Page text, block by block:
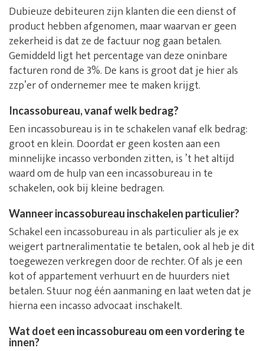
Dubieuze debiteuren zijn klanten die een dienst of
product hebben afgenomen, maar waarvan er geen
zekerheid is dat ze de factuur nog gaan betalen.
Gemiddeld ligt het percentage van deze oninbare
facturen rond de 3%. De kans is groot dat je hier als
zzp’er of ondernemer mee te maken krijgt.
Incassobureau, vanaf welk bedrag?
Een incassobureau is in te schakelen vanaf elk bedrag:
groot en klein. Doordat er geen kosten aan een
minnelijke incasso verbonden zitten, is ’t het altijd
waard om de hulp van een incassobureau in te
schakelen, ook bij kleine bedragen.
Wanneer incassobureau inschakelen particulier?
Schakel een incassobureau in als particulier als je ex
weigert partneralimentatie te betalen, ook al heb je dit
toegewezen verkregen door de rechter. Of als je een
kot of appartement verhuurt en de huurders niet
betalen. Stuur nog één aanmaning en laat weten dat je
hierna een incasso advocaat inschakelt.
Wat doet een incassobureau om een vordering te
innen?